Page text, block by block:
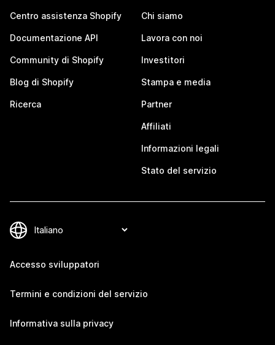
Centro assistenza Shopify
Documentazione API
Community di Shopify
Blog di Shopify
Ricerca
Chi siamo
Lavora con noi
Investitori
Stampa e media
Partner
Affiliati
Informazioni legali
Stato del servizio
Accesso sviluppatori
Termini e condizioni del servizio
Informativa sulla privacy